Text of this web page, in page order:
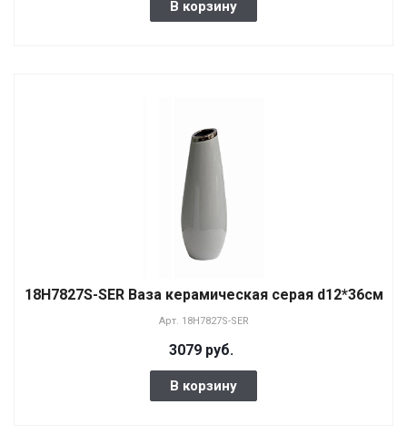
В корзину
18H7827S-SER Ваза керамическая серая d12*36см
Арт. 18H7827S-SER
3079 руб.
В корзину